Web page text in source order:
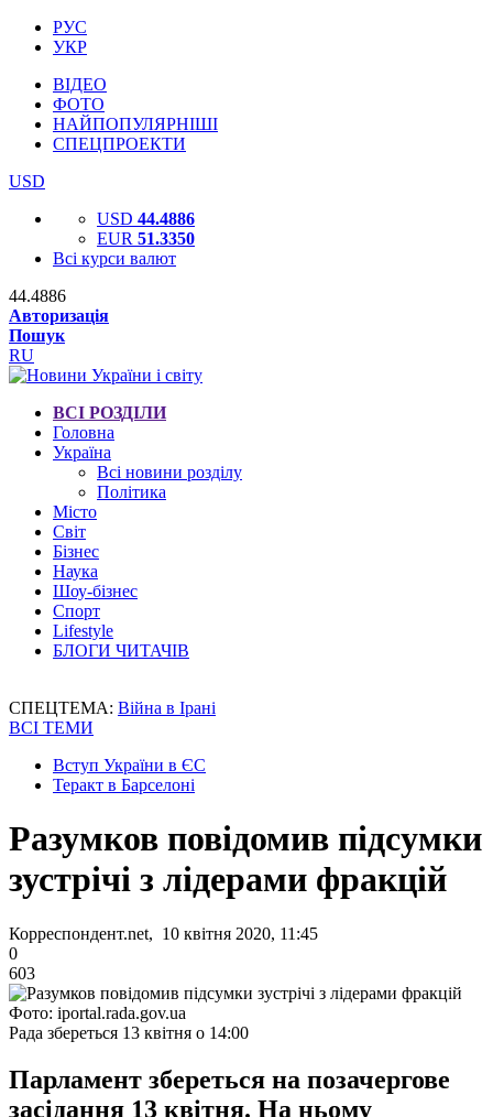
РУС
УКР
ВІДЕО
ФОТО
НАЙПОПУЛЯРНІШІ
СПЕЦПРОЕКТИ
USD
USD 44.4886
EUR 51.3350
Всі курси валют
44.4886
Авторизація
Пошук
RU
ВСІ РОЗДІЛИ
Головна
Україна
Всі новини розділу
Політика
Місто
Світ
Бізнес
Наука
Шоу-бізнес
Спорт
Lifestyle
БЛОГИ ЧИТАЧІВ
СПЕЦТЕМА: Війна в Ірані
ВСІ ТЕМИ
Вступ України в ЄС
Теракт в Барселоні
Разумков повідомив підсумки
зустрічі з лідерами фракцій
Корреспондент.net, 10 квітня 2020, 11:45
0
603
Фото: iportal.rada.gov.ua
Рада збереться 13 квітня о 14:00
Парламент збереться на позачергове
засідання 13 квітня. На ньому